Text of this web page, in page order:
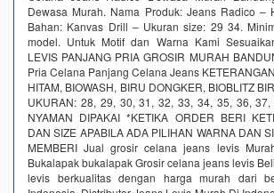
Dewasa Murah. Nama Produk: Jeans Radico –
Bahan: Kanvas Drill – Ukuran size: 29 34.
model. Untuk Motif dan Warna Kami
LEVIS PANJANG PRIA GROSIR MURAH
Pria Celana Panjang Celana Jeans
HITAM, BIOWASH, BIRU DONGKER, BIOBLITZ
UKURAN: 28, 29, 30, 31, 32, 33, 34, 35, 36,
NYAMAN DIPAKAI *KETIKA ORDER BERI
DAN SIZE APABILA ADA PILIHAN WARNA DAN
MEMBERI Jual grosir celana jeans levis
Bukalapak bukalapak Grosir celana jeans levis
levis berkualitas dengan harga murah dari